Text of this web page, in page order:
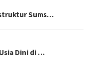
Sums…
Dini di …